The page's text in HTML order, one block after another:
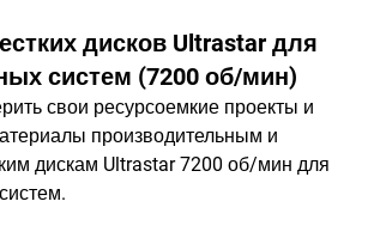
дисков Ultrastar для
систем (7200 об/мин)
свои ресурсоемкие проекты и
производительным и
дискам Ultrastar 7200 об/мин для